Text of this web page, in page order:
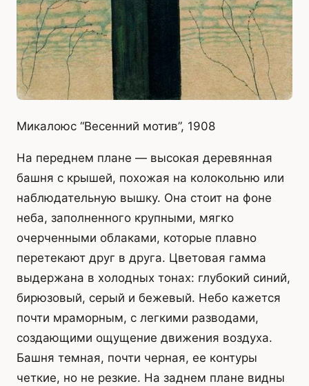
Микалоюс “Весенний мотив”, 1908
На переднем плане — высокая деревянная
башня с крышей, похожая на колокольню или
наблюдательную вышку. Она стоит на фоне
неба, заполненного крупными, мягко
очерченными облаками, которые плавно
перетекают друг в друга. Цветовая гамма
выдержана в холодных тонах: глубокий синий,
бирюзовый, серый и бежевый. Небо кажется
почти мраморным, с легкими разводами,
создающими ощущение движения воздуха.
Башня темная, почти черная, ее контуры
четкие, но не резкие. На заднем плане видны